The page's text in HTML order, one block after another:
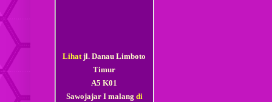
Lihatjl. Danau Limboto
Timur
A5 K01
Sawojajar I malang di